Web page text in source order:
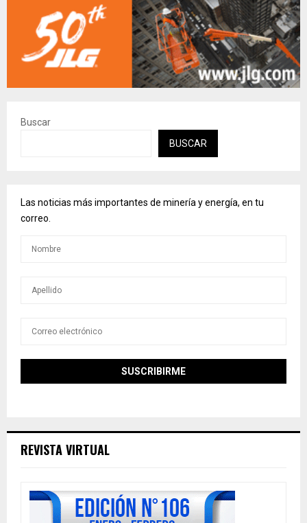
Buscar
BUSCAR
Las noticias más importantes de minería y energía, en tu
correo.
REVISTA VIRTUAL